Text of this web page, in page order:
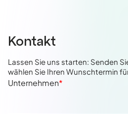
Kontakt
Lassen Sie uns starten: Senden
wählen Sie Ihren Wunschtermin
Unternehmen*